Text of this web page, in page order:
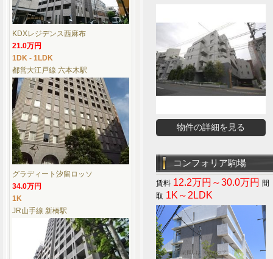
物件の詳細を見る
コンフォリア駒場
12.2万円～30.0万円
1K～2LDK
KDXレジデンス西麻布
21.0万円
1DK - 1LDK
都営大江戸線 六本木駅
グラディート汐留ロッソ
34.0万円
1K
JR山手線 新橋駅